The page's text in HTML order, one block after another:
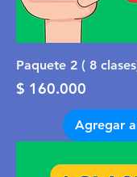
Paquete 2 ( 8
Precio
$ 160.000
Agregar